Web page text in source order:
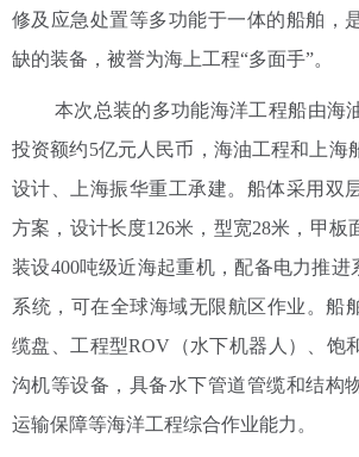
修及应急处置等多功能于一体的船舶，
缺的装备，被誉为海上工程“多面手”。
本次总装的多功能海洋工程船由海
投资额约5亿元人民币，海油工程和上海
设计、上海振华重工承建。船体采用双
方案，设计长度126米，型宽28米，甲板
装设400吨级近海起重机，配备电力推进
系统，可在全球海域无限航区作业。船
缆盘、工程型ROV（水下机器人）、饱
沟机等设备，具备水下管道管缆和结构
运输保障等海洋工程综合作业能力。